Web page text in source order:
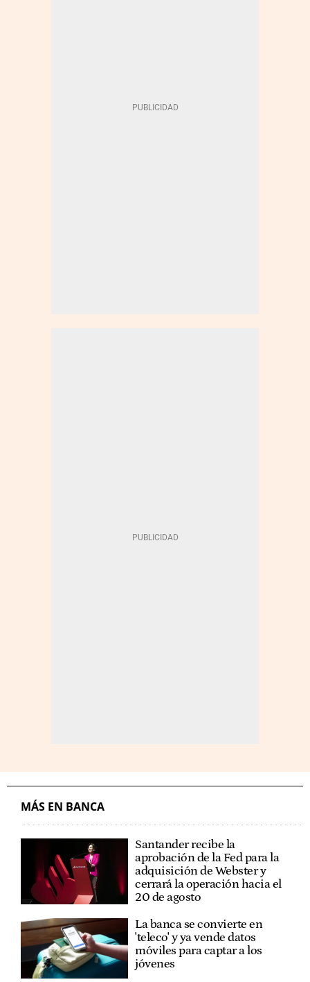
MÁS EN BANCA
Santander recibe la
aprobación de la Fed para la
adquisición de Webster y
cerrará la operación hacia el
20 de agosto
La banca se convierte en
'teleco' y ya vende datos
móviles para captar a los
jóvenes